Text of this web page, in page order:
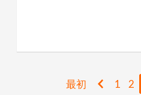
最初 1 2